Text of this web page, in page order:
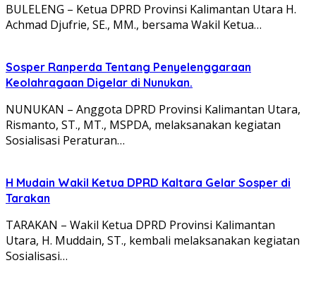
BULELENG – Ketua DPRD Provinsi Kalimantan Utara H.
Achmad Djufrie, SE., MM., bersama Wakil Ketua…
Sosper Ranperda Tentang Penyelenggaraan
Keolahragaan Digelar di Nunukan.
NUNUKAN – Anggota DPRD Provinsi Kalimantan Utara,
Rismanto, ST., MT., MSPDA, melaksanakan kegiatan
Sosialisasi Peraturan…
H Mudain Wakil Ketua DPRD Kaltara Gelar Sosper di
Tarakan
TARAKAN – Wakil Ketua DPRD Provinsi Kalimantan
Utara, H. Muddain, ST., kembali melaksanakan kegiatan
Sosialisasi…